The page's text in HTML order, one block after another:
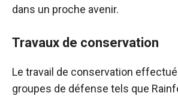
dans un proche avenir.
Travaux de conservation
Le travail de conservation
groupes de défense tels que